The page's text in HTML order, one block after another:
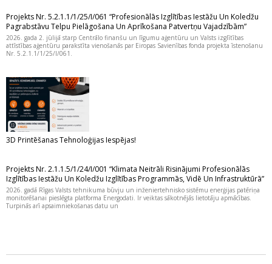
Projekts Nr. 5.2.1.1/1/25/I/061 “Profesionālās Izglītības Iestāžu Un Koledžu
Pagrabstāvu Telpu Pielāgošana Un Aprīkošana Patvertņu Vajadzībām”
2026. gada 2. jūlijā starp Centrālo finanšu un līgumu aģentūru un Valsts izglītības
attīstības aģentūru parakstīta vienošanās par Eiropas Savienības fonda projekta īstenošanu
Nr. 5.2.1.1/1/25/I/061.
3D Printēšanas Tehnoloģijas Iespējas!
Projekts Nr. 2.1.1.5/1/24/I/001 “Klimata Neitrāli Risinājumi Profesionālās
Izglītības Iestāžu Un Koledžu Izglītības Programmās, Vidē Un Infrastruktūrā”
2026. gadā Rīgas Valsts tehnikuma būvju un inženiertehnisko sistēmu enerģijas patēriņa
monitorēšanai pieslēgta platforma Energodati. Ir veiktas sākotnējās lietotāju apmācības.
Turpinās arī apsaimniekošanas datu un